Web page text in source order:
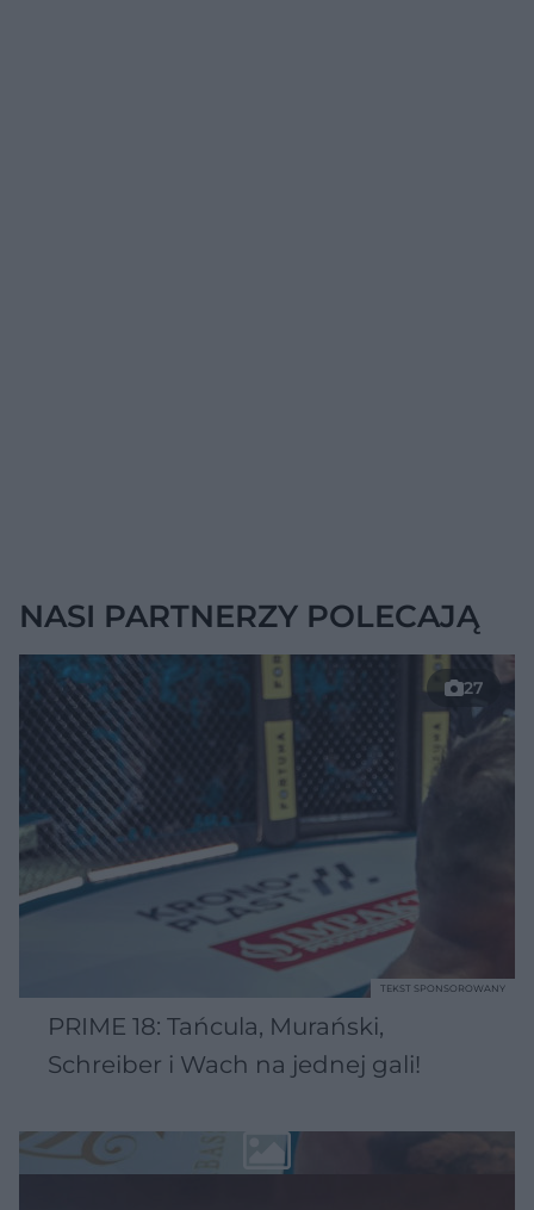
NASI PARTNERZY POLECAJĄ
27
PRIME 18: Tańcula, Murański,
Schreiber i Wach na jednej gali!
TEKST SPONSOROWANY